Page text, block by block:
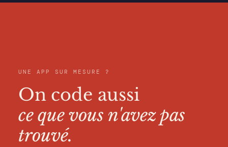
UNE APP SUR MESURE ?
On code aussi
ce que vous n'avez pas
trouvé.